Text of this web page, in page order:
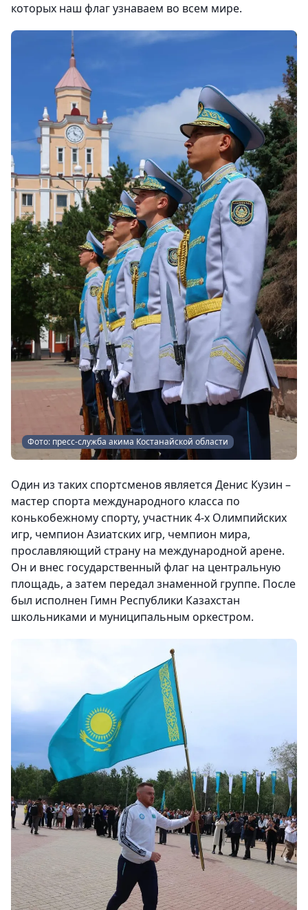
которых наш флаг узнаваем во всем мире.
Фото: пресс-служба акима Костанайской области
Один из таких спортсменов является Денис Кузин –
мастер спорта международного класса по
конькобежному спорту, участник 4-х Олимпийских
игр, чемпион Азиатских игр, чемпион мира,
прославляющий страну на международной арене.
Он и внес государственный флаг на центральную
площадь, а затем передал знаменной группе. После
был исполнен Гимн Республики Казахстан
школьниками и муниципальным оркестром.